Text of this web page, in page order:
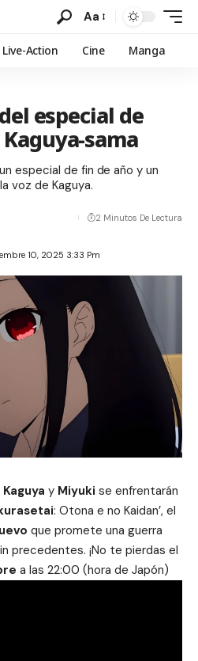
Aa
Live-Action Cine Manga
especial de
sama
especial de fin de año y un
voz de Kaguya.
10, 2025 3:33 Pm
2 Minutos De Lectura
Kaguya y Miyuki se enfrentarán
: Otona e no Kaidan’, el
que promete una guerra
precedentes. ¡No te pierdas el
a las 22:00 (hora de Japón)